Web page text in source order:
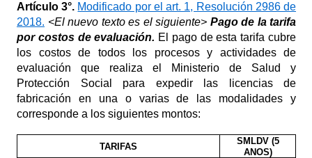
Artículo 3°. Modificado por el art. 1, Resolución 2986 de
2018. <El nuevo texto es el siguiente> Pago de la tarifa
por costos de evaluación. El pago de esta tarifa cubre
los costos de todos los procesos y actividades de
evaluación que realiza el Ministerio de Salud y
Protección Social para expedir las licencias de
fabricación en una o varias de las modalidades y
corresponde a los siguientes montos:
TARIFAS
SMLDV (5
ANOS)